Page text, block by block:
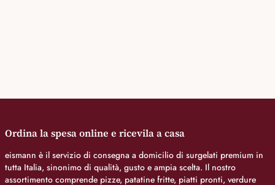
Ordina la spesa online e ricevila a casa
eismann è il servizio di consegna a domicilio di surgelati premium in
tutta Italia, sinonimo di qualità, gusto e ampia scelta. Il nostro
assortimento comprende pizze, patatine fritte, piatti pronti, verdure